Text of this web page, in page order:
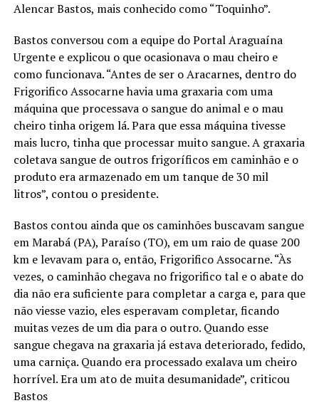
Alencar Bastos, mais conhecido como “Toquinho”.
Bastos conversou com a equipe do Portal Araguaína
Urgente e explicou o que ocasionava o mau cheiro e
como funcionava. “Antes de ser o Aracarnes, dentro do
Frigorifico Assocarne havia uma graxaria com uma
máquina que processava o sangue do animal e o mau
cheiro tinha origem lá. Para que essa máquina tivesse
mais lucro, tinha que processar muito sangue. A graxaria
coletava sangue de outros frigoríficos em caminhão e o
produto era armazenado em um tanque de 30 mil
litros”, contou o presidente.
Bastos contou ainda que os caminhões buscavam sangue
em Marabá (PA), Paraíso (TO), em um raio de quase 200
km e levavam para o, então, Frigorifico Assocarne. “Às
vezes, o caminhão chegava no frigorifico tal e o abate do
dia não era suficiente para completar a carga e, para que
não viesse vazio, eles esperavam completar, ficando
muitas vezes de um dia para o outro. Quando esse
sangue chegava na graxaria já estava deteriorado, fedido,
uma carniça. Quando era processado exalava um cheiro
horrível. Era um ato de muita desumanidade”, criticou
Bastos